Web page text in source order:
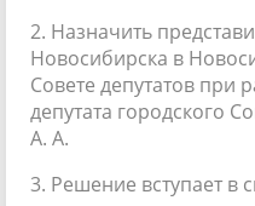
2. Назначить
Новосибирска в
Совете депутатов при
депутата городского
А. А.
3. Решение вступает в